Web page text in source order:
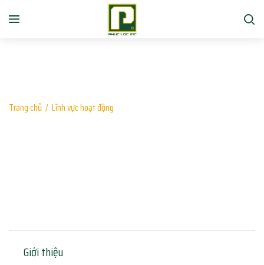
Trang chủ / Lĩnh vực hoạt động
Giới thiệu